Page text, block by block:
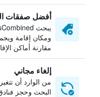
أفضل صفقات
ومكان إقامة
مقارنة أماكن
إلغاء مجاني
من الوارد أن
البحث وحجز